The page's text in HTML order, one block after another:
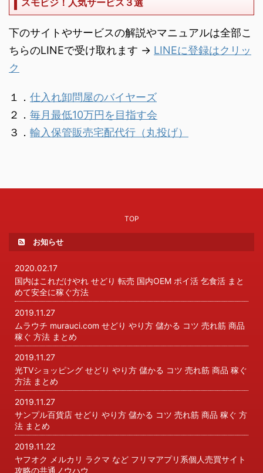
スモビジ！人気サービス３選
下のサイトやサービスの解説やマニュアルは全部こ
ちらのLINEで受け取れます → LINEに登録はクリッ
ク
１． 仕入れ卸問屋のバイヤーズ
２． 毎月最低10万円を目指す会
３． 輸入保管販売宅配代行（丸投げ）
TOP
お知らせ
2020.02.17
国内はこれだけやれ せどり 転売 国内OEM ポイ活 乞食活 まと
めて安全に稼ぐ方法
2019.11.27
ムラウチ murauci.com せどり やり方 儲かる コツ 売れ筋 商品
稼ぐ 方法 まとめ
2019.11.27
光TVショッピング せどり やり方 儲かる コツ 売れ筋 商品 稼ぐ
方法 まとめ
2019.11.27
サンプル百貨店 せどり やり方 儲かる コツ 売れ筋 商品 稼ぐ 方
法 まとめ
2019.11.22
ヤフオク メルカリ ラクマ など フリマアプリ系個人売買サイト
攻略の共通ノウハウ